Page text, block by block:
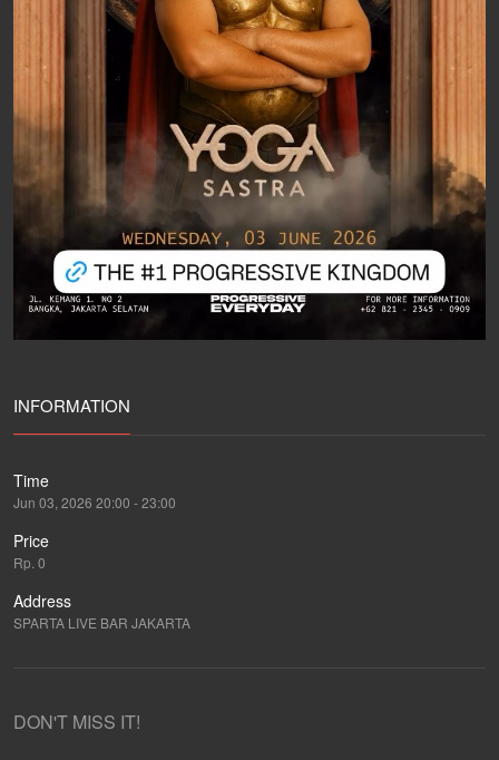
INFORMATION
Time
Jun 03, 2026 20:00 - 23:00
Price
Rp. 0
Address
SPARTA LIVE BAR JAKARTA
DON'T MISS IT!